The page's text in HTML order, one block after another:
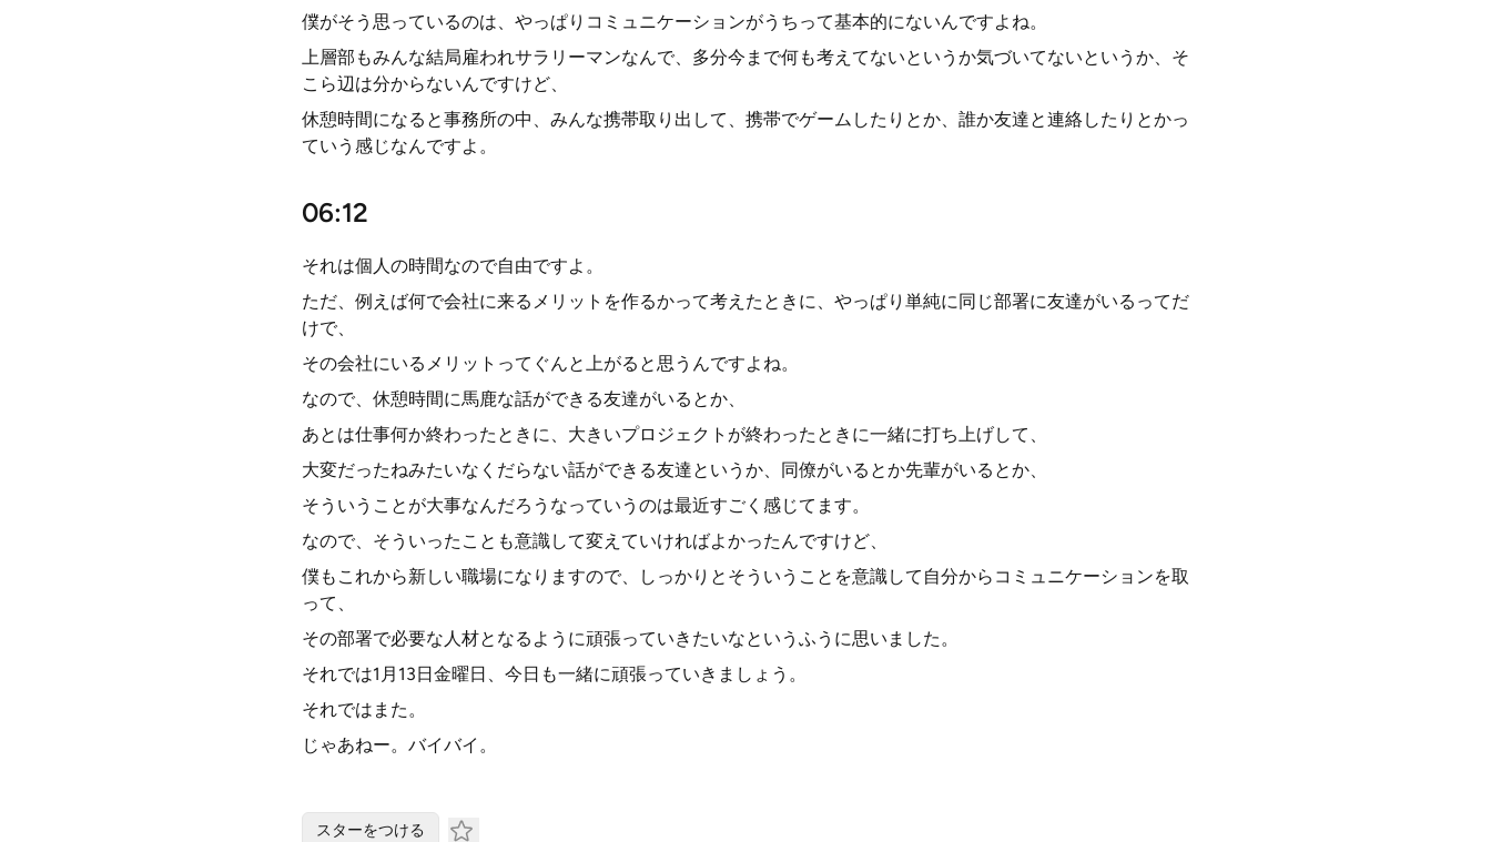
僕がそう思っているのは、やっぱりコミュニケーションがうちって基本的にないんですよね。
上層部もみんな結局雇われサラリーマンなんで、多分今まで何も考えてないというか気づいてないというか、そ
こら辺は分からないんですけど、
休憩時間になると事務所の中、みんな携帯取り出して、携帯でゲームしたりとか、誰か友達と連絡したりとかっ
ていう感じなんですよ。
06:12
それは個人の時間なので自由ですよ。
ただ、例えば何で会社に来るメリットを作るかって考えたときに、やっぱり単純に同じ部署に友達がいるってだ
けで、
その会社にいるメリットってぐんと上がると思うんですよね。
なので、休憩時間に馬鹿な話ができる友達がいるとか、
あとは仕事何か終わったときに、大きいプロジェクトが終わったときに一緒に打ち上げして、
大変だったねみたいなくだらない話ができる友達というか、同僚がいるとか先輩がいるとか、
そういうことが大事なんだろうなっていうのは最近すごく感じてます。
なので、そういったことも意識して変えていければよかったんですけど、
僕もこれから新しい職場になりますので、しっかりとそういうことを意識して自分からコミュニケーションを取
って、
その部署で必要な人材となるように頑張っていきたいなというふうに思いました。
それでは1月13日金曜日、今日も一緒に頑張っていきましょう。
それではまた。
じゃあねー。バイバイ。
スターをつける